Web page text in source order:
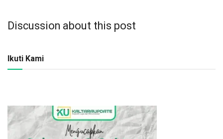
Discussion about this post
Ikuti Kami